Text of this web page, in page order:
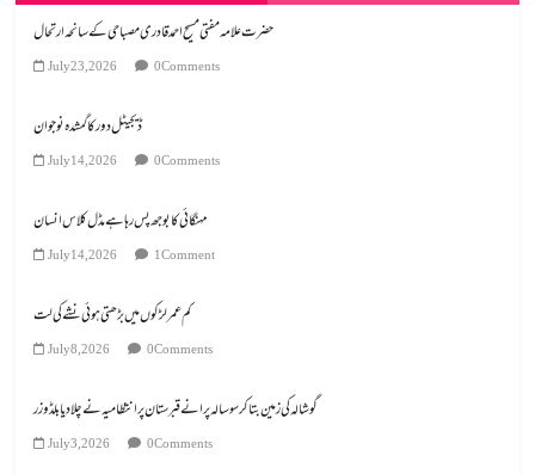
July 23, 2026 0 Comments
ڈیجیٹل دور کا گمشدہ نوجوان
July 14, 2026 0 Comments
مہنگائی کا بوجھ پس رہا ہے مڈل کلاس انسان
July 14, 2026 1 Comment
کم عمر لڑکوں میں بڑھتی ہوئی نشے کی لت
July 8, 2026 0 Comments
گوشالہ کی زمین بتا کر سوسالہ پرانے قبرستان پر انتظامیہ نے چلا دیا بلڈوزر
July 3, 2026 0 Comments